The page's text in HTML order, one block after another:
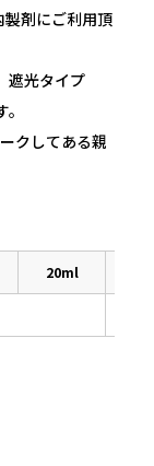
製剤にご利用頂
遮光タイプ
クしてある親
20ml